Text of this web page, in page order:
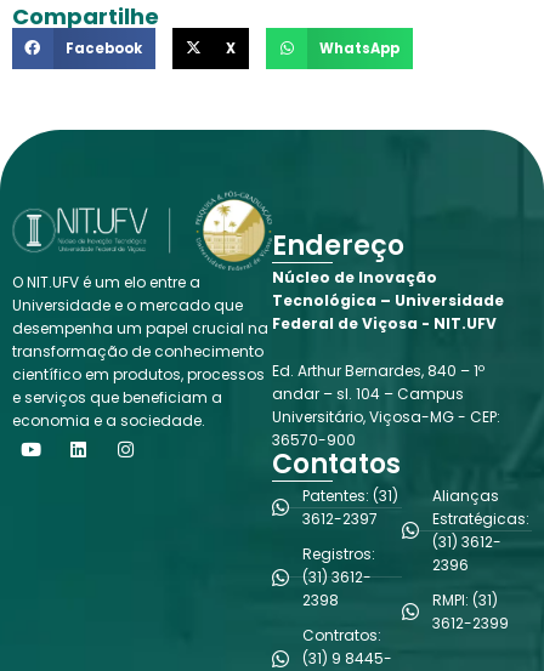
Compartilhe
Facebook X WhatsApp
O NIT.UFV é um elo entre a
Universidade e o mercado que
desempenha um papel crucial na
transformação de conhecimento
científico em produtos, processos
e serviços que beneficiam a
economia e a sociedade.
Y
o
L
i
I
n
Endereço
Núcleo de Inovação
Tecnológica – Universidade
Federal de Viçosa - NIT.UFV
Ed. Arthur Bernardes, 840 – 1º
andar – sl. 104 – Campus
Universitário, Viçosa-MG - CEP:
36570-900
Contatos
Patentes: (31)
3612-2397
Registros:
(31) 3612-
2398
Contratos:
(31) 9 8445-
Alianças
Estratégicas:
(31) 3612-
2396
RMPI: (31)
3612-2399